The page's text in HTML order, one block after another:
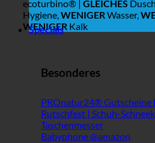
ecoturbino® | GLEICHES
Hygiene,WENIGERWasser,
WENIGER Kalk
Specials
Besonderes
PROnatur24® Gutscheine
Rutschfest | Schuh-
Taschenmesser
Babyphone @amazon